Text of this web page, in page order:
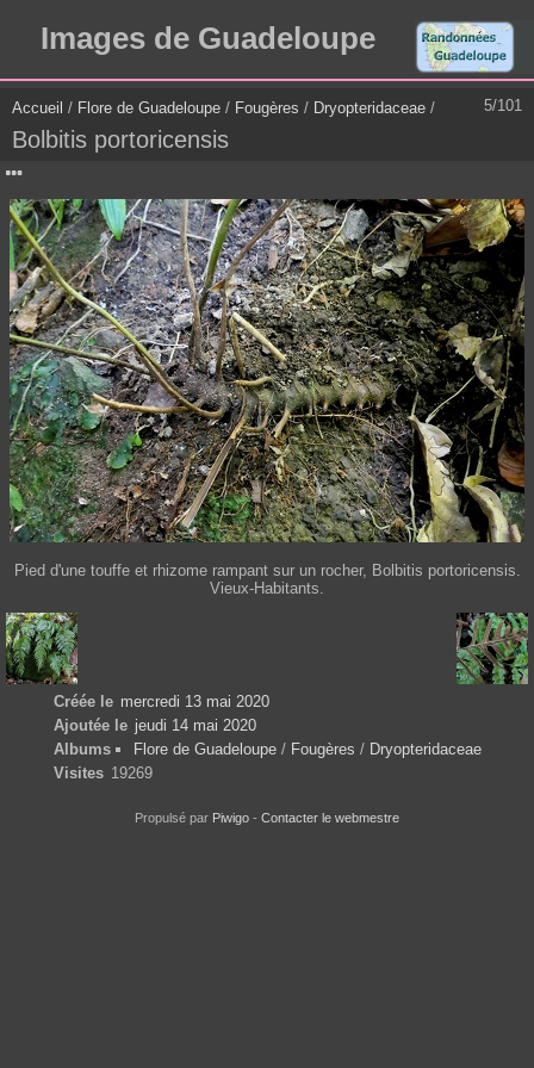
Images de Guadeloupe
5/101
Accueil / Flore de Guadeloupe / Fougères / Dryopteridaceae /
Bolbitis portoricensis
Pied d'une touffe et rhizome rampant sur un rocher, Bolbitis portoricensis.
Vieux-Habitants.
Créée le mercredi 13 mai 2020
Ajoutée le jeudi 14 mai 2020
Albums
Flore de Guadeloupe / Fougères / Dryopteridaceae
Visites 19269
Propulsé par Piwigo - Contacter le webmestre